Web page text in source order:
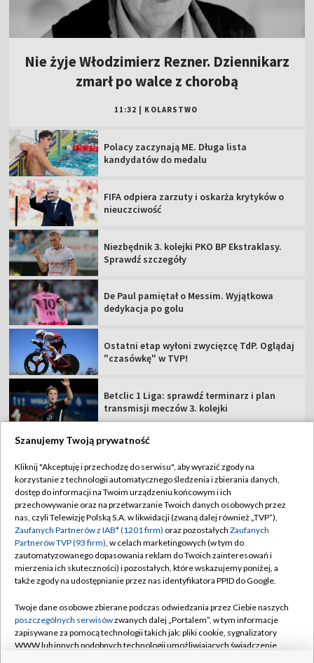
Nie żyje Włodzimierz Rezner. Dziennikarz
zmarł po walce z chorobą
11:32 KOLARSTWO
Polacy zaczynają ME. Długa lista
kandydatów do medalu
FIFA odpiera zarzuty i oskarża krytyków o
nieuczciwość
Niezbędnik 3. kolejki PKO BP Ekstraklasy.
Sprawdź szczegóły
De Paul pamiętał o Messim. Wyjątkowa
dedykacja po golu
Ostatni etap wyłoni zwycięzcę TdP. Oglądaj
"czasówkę" w TVP!
Betclic 1 Liga: sprawdź terminarz i plan
transmisji meczów 3. kolejki
TVP
Abonament TVP
Sklep TVP
Biuro Reklamy
Oferta Handlowa
Emisja w TVP
Rada Programowa
Regulamin TVP
Polityka prywatności
Moje zgody
Biuro reklamy
Kanały
Szanujemy Twoją prywatność
Kliknij "Akceptuję i przechodzę do serwisu", aby wyrazić zgody na
korzystanie z technologii automatycznego śledzenia i zbierania danych,
dostęp do informacji na Twoim urządzeniu końcowym i ich
przechowywanie oraz na przetwarzanie Twoich danych osobowych przez
nas, czyli Telewizję Polską S.A. w likwidacji (zwaną dalej również „TVP”),
Zaufanych Partnerów z IAB* (1201 firm) oraz pozostałych Zaufanych
Partnerów TVP (93 firm), w celach marketingowych (w tym do
zautomatyzowanego dopasowania reklam do Twoich zainteresowań i
mierzenia ich skuteczności) i pozostałych, które wskazujemy poniżej, a
także zgody na udostępnianie przez nas identyfikatora PPID do Google.
Twoje dane osobowe zbierane podczas odwiedzania przez Ciebie naszych
poszczególnych serwisówzwanych dalej „Portalem”, w tym informacje
zapisywane za pomocą technologii takich jak: pliki cookie, sygnalizatory
WWW lub innych podobnych technologii umożliwiających świadczenie